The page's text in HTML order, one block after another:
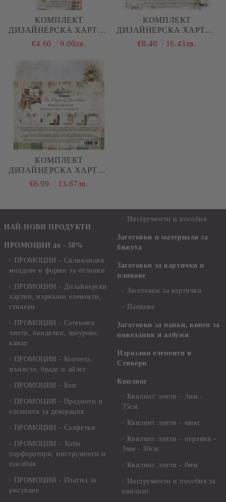
КОМПЛЕКТ
ДИЗАЙНЕРСКА ХАРТИЯ
- THE MAGIC OF
€4.60 9.00лв.
КОМПЛЕКТ
ДИЗАЙНЕРСКА ХАРТИЯ
- THE MAGIC OF
€8.40 16.43лв.
КОМПЛЕКТ
ДИЗАЙНЕРСКА ХАРТИЯ
- THE MAGIC OF
€6.99 13.67лв.
НАЙ-НОВИ ПРОДУКТИ
ПРОМОЦИИ до - 50%
ПРОМОЦИИ - Силиконови
молдове и форми за отливки
ПРОМОЦИИ - Дизайнерски
хартии, изрязани елементи,
стикери
ПРОМОЦИИ - Сатенени
ленти, панделки, шнурове,
канап
ПРОМОЦИИ - Копчета,
мъниста, брадс и айлет
ПРОМОЦИИ - Бои
ПРОМОЦИИ - Предмети и
елементи за декорация
ПРОМОЦИИ - Салфетки
ПРОМОЦИИ - Хоби
перфоратори, инструменти и
пособия
ПРОМОЦИИ - Платна за
рисуване
Инструменти и пособия
Заготовки и материали за
бижута
Заготовки за картички и
пликове
Заготовки за картички
Пликове
Заготовки за папки, книги за
пожелания и албуми
Изрязани елементи и
Стикери
Квилинг
Квилинг ленти - 3мм -
35см.
Квилинг ленти - микс
Квилинг ленти - перлени -
3мм - 30см.
Квилинг ленти - 8мм
Инструменти и пособия за
квилинг